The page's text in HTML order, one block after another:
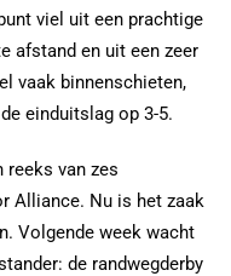
viel uit een prachtige
afstand en uit een zeer
vaak binnenschieten,
einduitslag op 3-5.
reeks van zes
Alliance. Nu is het zaak
Volgende week wacht
de randwegderby